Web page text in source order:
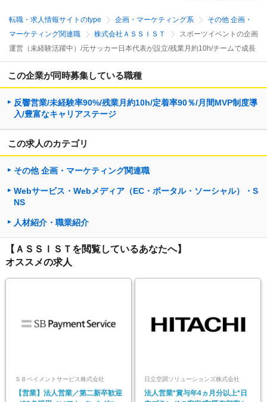
転職・求人情報サイトのtype 企画・マーケティング系
その他 企画・
マーケティング関連職
株式会社ＡＳＳＩＳＴ
スポーツイベントの企画
運営（未経験活躍中）/元サッカー日本代表が設立/残業月約10h/チームで成長
この企業が同時募集している職種
反響営業/未経験率90%/残業月約10h/定着率90％/月間MVP制度導
入/豊富なキャリアステージ
この求人のカテゴリ
その他 企画・マーケティング関連職
Webサービス・Webメディア（EC・ポータル・ソーシャル）・S
NS
人材紹介・職業紹介
【ＡＳＳＩＳＴを閲覧しているあなたへ】
オススメの求人
ＳＢペイメントサービス株式会社
【営業】法人営業／第二新卒歓迎
日立空調ソリューションズ株式会社
法人営業*賞与年4ヵ月分以上*日